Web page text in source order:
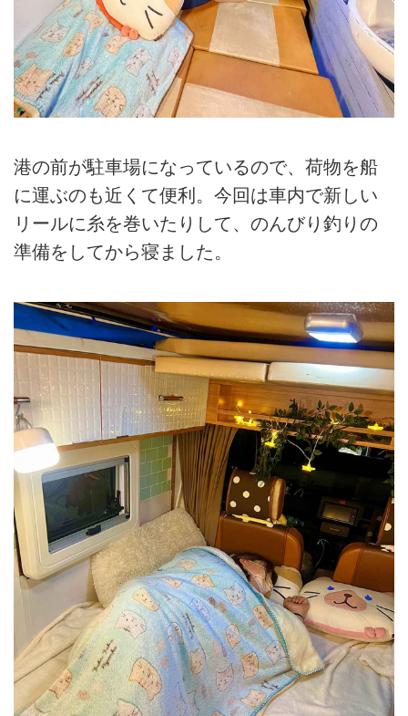
港の前が駐車場になっているので、荷物を船
に運ぶのも近くて便利。今回は車内で新しい
リールに糸を巻いたりして、のんびり釣りの
準備をしてから寝ました。